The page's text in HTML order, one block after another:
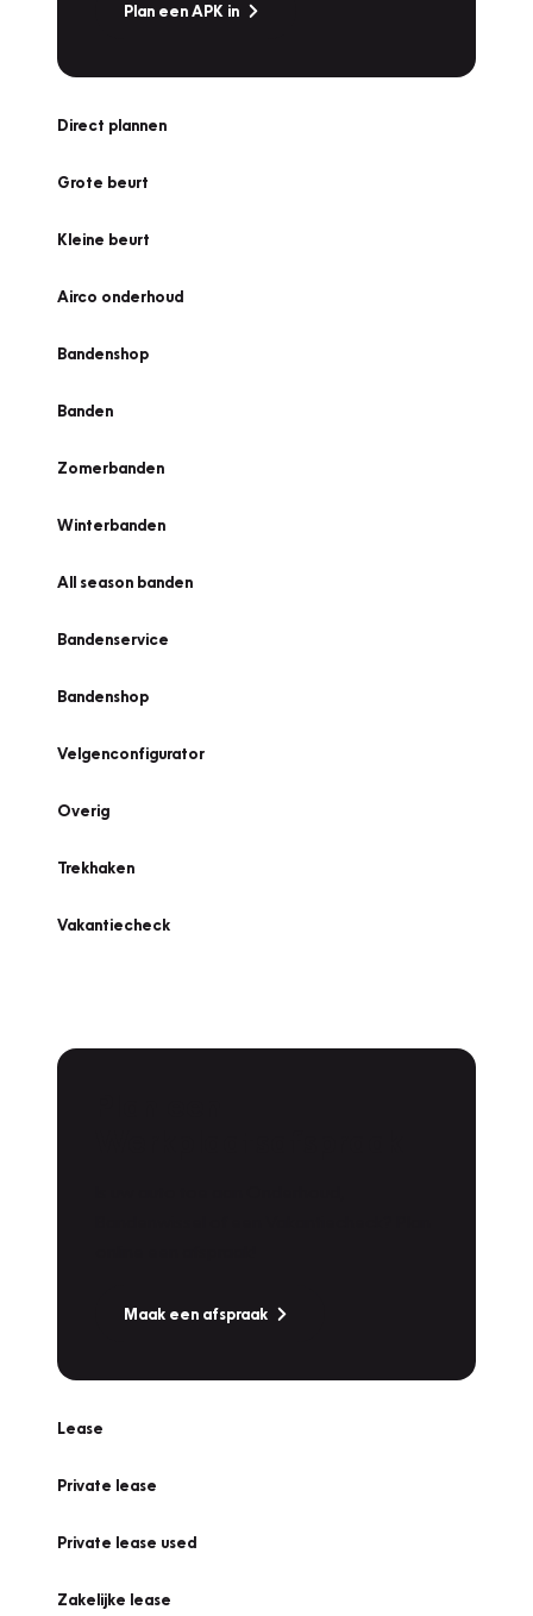
Plan een APK in
Direct plannen
Grote beurt
Kleine beurt
Airco onderhoud
Bandenshop
Banden
Zomerbanden
Winterbanden
All season banden
Bandenservice
Bandenshop
Velgenconfigurator
Overig
Trekhaken
Vakantiecheck
Maak een afspraak
Lease
Private lease
Private lease used
Zakelijke lease